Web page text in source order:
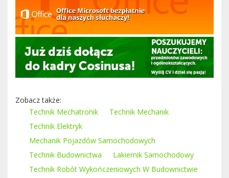
Zobacz także:
Technik Mechatronik
Technik Mechanik
Technik Elektryk
Mechanik Pojazdów Samochodowych
Technik Budownictwa
Lakiernik Samochodowy
Technik Robót Wykończeniowych W Budownictwie